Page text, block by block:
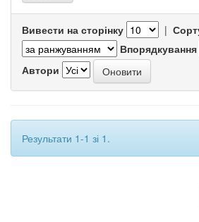
Вивести на сторінку |
Впорядкування
Автори
Результати 1-1 зі 1.